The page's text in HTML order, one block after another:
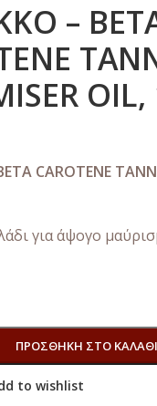
–
CAROTENE
για άψογο
ΠΡΟΣΘΉΚΗ ΣΤΟ ΚΑΛΆΘΙ
to wishlist